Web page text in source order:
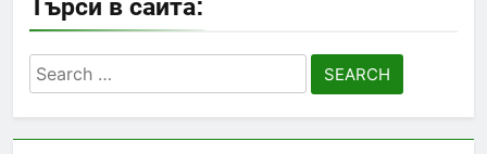
Търси в сайта:
Search
for: